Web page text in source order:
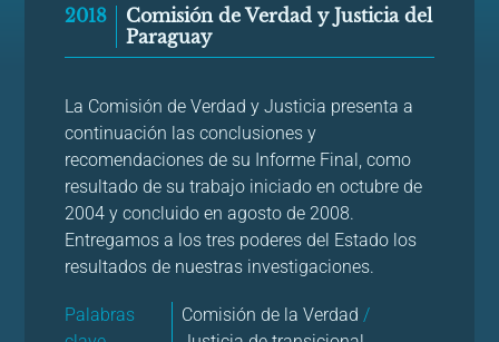
2018
Comisión de Verdad y Justicia del
Paraguay
La Comisión de Verdad y Justicia presenta a
continuación las conclusiones y
recomendaciones de su Informe Final, como
resultado de su trabajo iniciado en octubre de
2004 y concluido en agosto de 2008.
Entregamos a los tres poderes del Estado los
resultados de nuestras investigaciones.
Palabras
Comisión de la Verdad/